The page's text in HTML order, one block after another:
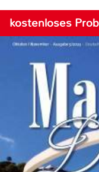
kostenloses